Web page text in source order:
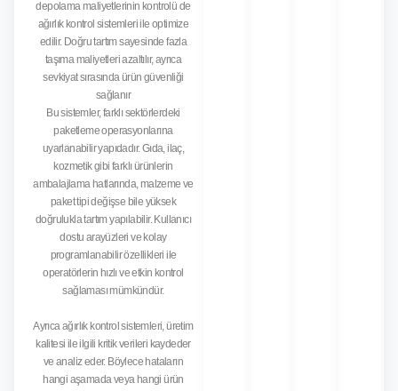
depolama maliyetlerinin kontrolü de
ağırlık kontrol sistemleri ile optimize
edilir. Doğru tartım sayesinde fazla
taşıma maliyetleri azaltılır, ayrıca
sevkiyat sırasında ürün güvenliği
sağlanır
Bu sistemler, farklı sektörlerdeki
paketleme operasyonlarına
uyarlanabilir yapıdadır. Gıda, ilaç,
kozmetik gibi farklı ürünlerin
ambalajlama hatlarında, malzeme ve
paket tipi değişse bile yüksek
doğrulukla tartım yapılabilir. Kullanıcı
dostu arayüzleri ve kolay
programlanabilir özellikleri ile
operatörlerin hızlı ve etkin kontrol
sağlaması mümkündür.
Ayrıca ağırlık kontrol sistemleri, üretim
kalitesi ile ilgili kritik verileri kaydeder
ve analiz eder. Böylece hataların
hangi aşamada veya hangi ürün